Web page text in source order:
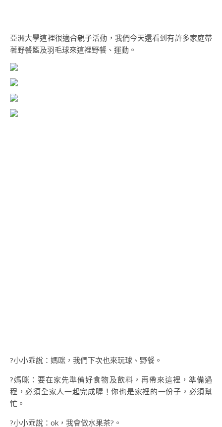
亞洲大學這裡很適合親子活動，我們今天還看到有許多家庭帶
著野餐籃及羽毛球來這裡野餐、運動。
?小小乖說：媽咪，我們下次也來玩球、野餐。
?媽咪：要在家先準備好食物及飲料，再帶來這裡，準備過
程，必須全家人一起完成喔！你也是家裡的一份子，必須幫
忙。
?小小乖說：ok，我會做水果茶?。